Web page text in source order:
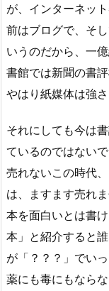
が、インターネッ
前はブログで、そ
いうのだから、一
書館では新聞の書
やはり紙媒体は強
それにしても今は
ているのではない
売れないこの時代
は、ますます売れ
本を面白いとは書
本」と紹介すると
が「？？？」でい
薬にも毒にもなら